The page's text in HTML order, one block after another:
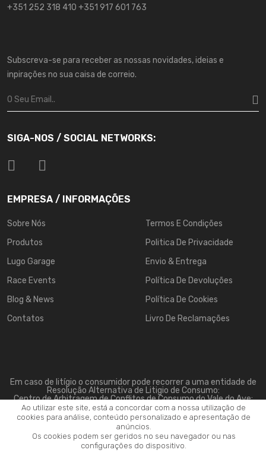
+351 252 318 410 +351 917 601 763
Subscreva-se para receber as nossas novidades, ideias e
inpirações no sua caisa de correio.
SIGA-NOS / SOCIAL NETWORKS:
EMPRESA / INFORMAÇÕES
Sobre Nós
Produtos
Lugo Garage
Race Events
Blog & News
Contatos
Termos E Condições
Politica De Privacidade
Envio & Entrega
Política De Devoluções
Política De Cookies
Livro De Reclamações
Em caso de litígio o consumidor pode recorrer a uma entidade de
Resolução Alternativa de Litigio de Consumo:
Centro de Arbitragem de Conflitos de Consumo do Vale do Ave:
www.triave.pt
Lugo Motorsport. Todos os direitos reservados..
Ao utilizar este site, está a concordar com a nossa utilização de
cookies para análise, conteúdo personalizado e apresentação de
anúncios.
Os cookies podem ser geridos no seu navegador ou nas
configurações do dispositivo.